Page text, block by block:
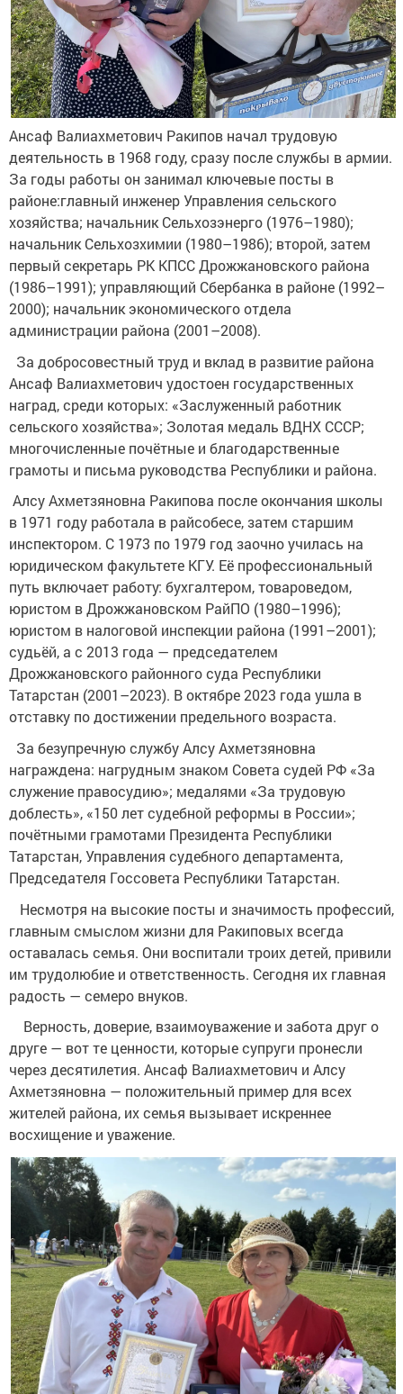
Ансаф Валиахметович Ракипов начал трудовую
деятельность в 1968 году, сразу после службы в армии.
За годы работы он занимал ключевые посты в
районе:главный инженер Управления сельского
хозяйства; начальник Сельхозэнерго (1976–1980);
начальник Сельхозхимии (1980–1986); второй, затем
первый секретарь РК КПСС Дрожжановского района
(1986–1991); управляющий Сбербанка в районе (1992–
2000); начальник экономического отдела
администрации района (2001–2008).
За добросовестный труд и вклад в развитие района
Ансаф Валиахметович удостоен государственных
наград, среди которых: «Заслуженный работник
сельского хозяйства»; Золотая медаль ВДНХ СССР;
многочисленные почётные и благодарственные
грамоты и письма руководства Республики и района.
Алсу Ахметзяновна Ракипова после окончания школы
в 1971 году работала в райсобесе, затем старшим
инспектором. С 1973 по 1979 год заочно училась на
юридическом факультете КГУ. Её профессиональный
путь включает работу: бухгалтером, товароведом,
юристом в Дрожжановском РайПО (1980–1996);
юристом в налоговой инспекции района (1991–2001);
судьёй, а с 2013 года — председателем
Дрожжановского районного суда Республики
Татарстан (2001–2023). В октябре 2023 года ушла в
отставку по достижении предельного возраста.
За безупречную службу Алсу Ахметзяновна
награждена: нагрудным знаком Совета судей РФ «За
служение правосудию»; медалями «За трудовую
доблесть», «150 лет судебной реформы в России»;
почётными грамотами Президента Республики
Татарстан, Управления судебного департамента,
Председателя Госсовета Республики Татарстан.
Несмотря на высокие посты и значимость профессий,
главным смыслом жизни для Ракиповых всегда
оставалась семья. Они воспитали троих детей, привили
им трудолюбие и ответственность. Сегодня их главная
радость — семеро внуков.
Верность, доверие, взаимоуважение и забота друг о
друге — вот те ценности, которые супруги пронесли
через десятилетия. Ансаф Валиахметович и Алсу
Ахметзяновна — положительный пример для всех
жителей района, их семья вызывает искреннее
восхищение и уважение.